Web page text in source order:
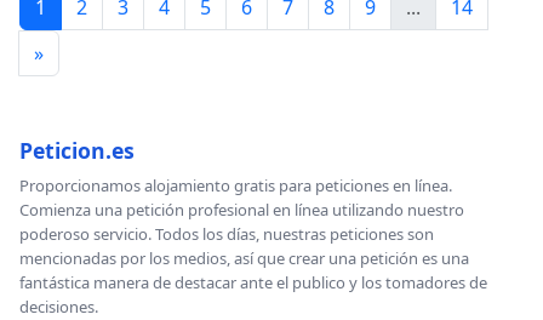
1 2 3 4 5 6 7 8 9 ...
14
»
Peticion.es
Proporcionamos alojamiento gratis para peticiones en línea.
Comienza una petición profesional en línea utilizando nuestro
poderoso servicio. Todos los días, nuestras peticiones son
mencionadas por los medios, así que crear una petición es una
fantástica manera de destacar ante el publico y los tomadores de
decisiones.